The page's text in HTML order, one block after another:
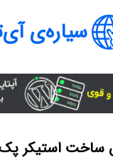
سیاره‌ی
ساخت استیکر پک